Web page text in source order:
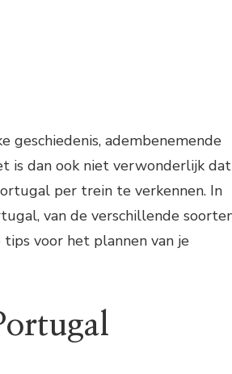
geschiedenis, adembenemende
is dan ook niet verwonderlijk dat
per trein te verkennen. In
van de verschillende
voor het plannen van je